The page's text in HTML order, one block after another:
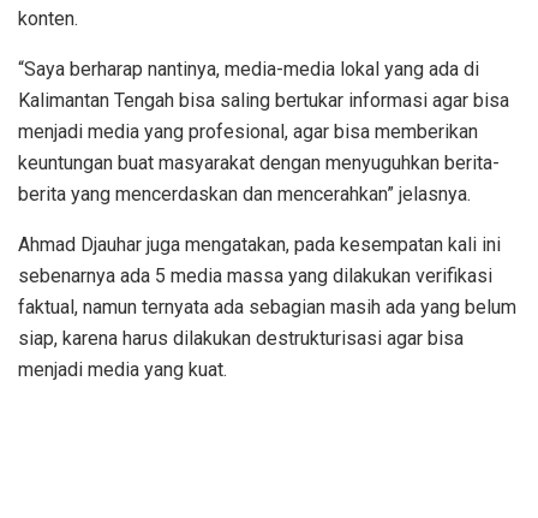
konten.
“Saya berharap nantinya, media-media lokal yang ada di
Kalimantan Tengah bisa saling bertukar informasi agar bisa
menjadi media yang profesional, agar bisa memberikan
keuntungan buat masyarakat dengan menyuguhkan berita-
berita yang mencerdaskan dan mencerahkan” jelasnya.
Ahmad Djauhar juga mengatakan, pada kesempatan kali ini
sebenarnya ada 5 media massa yang dilakukan verifikasi
faktual, namun ternyata ada sebagian masih ada yang belum
siap, karena harus dilakukan destrukturisasi agar bisa
menjadi media yang kuat.